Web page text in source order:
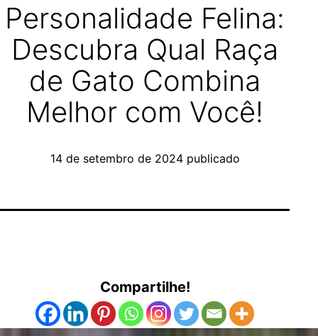
Personalidade Felina:
Descubra Qual Raça
de Gato Combina
Melhor com Você!
14 de setembro de 2024publicado
Compartilhe!